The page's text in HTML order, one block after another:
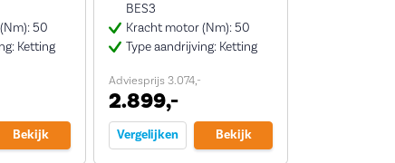
50
Ketting
Bekijk
BES3
Kracht motor (Nm): 50
Type aandrijving: Ketting
Adviesprijs 3.074,-
2.899,-
Vergelijken Bekijk